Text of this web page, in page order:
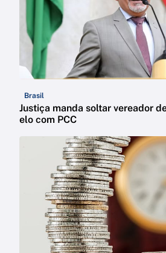
Brasil
Justiça manda soltar vereador
elo com PCC